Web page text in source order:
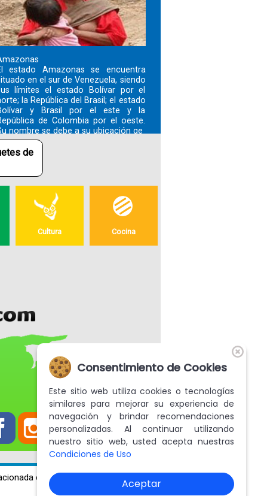
estado Amazonas se encuentra
en el sur de Venezuela, siendo
límites el estado Bolívar por el
la República del Brasil; el estado
y Brasil por el este y la
de Colombia por el oeste.
nombre se debe a su ubicación ge
Cultura
Cristo de La Grita
El Santo Cristo de La Grita es
venerado en esa ciudad del Estado
Táchira. En esta página se describe de
donde se origina su veneración y se
presenta el museo para recordarlo
+ mas
de
Cultura Cocina
con tus preferencias.
Consentimiento de Cookies
Este sitio web utiliza cookies o tecnologías
similares para mejorar su experiencia de
navegación y brindar recomendaciones
personalizadas. Al continuar utilizando
nuestro sitio web, usted acepta nuestras
Condiciones de Uso
Aceptar